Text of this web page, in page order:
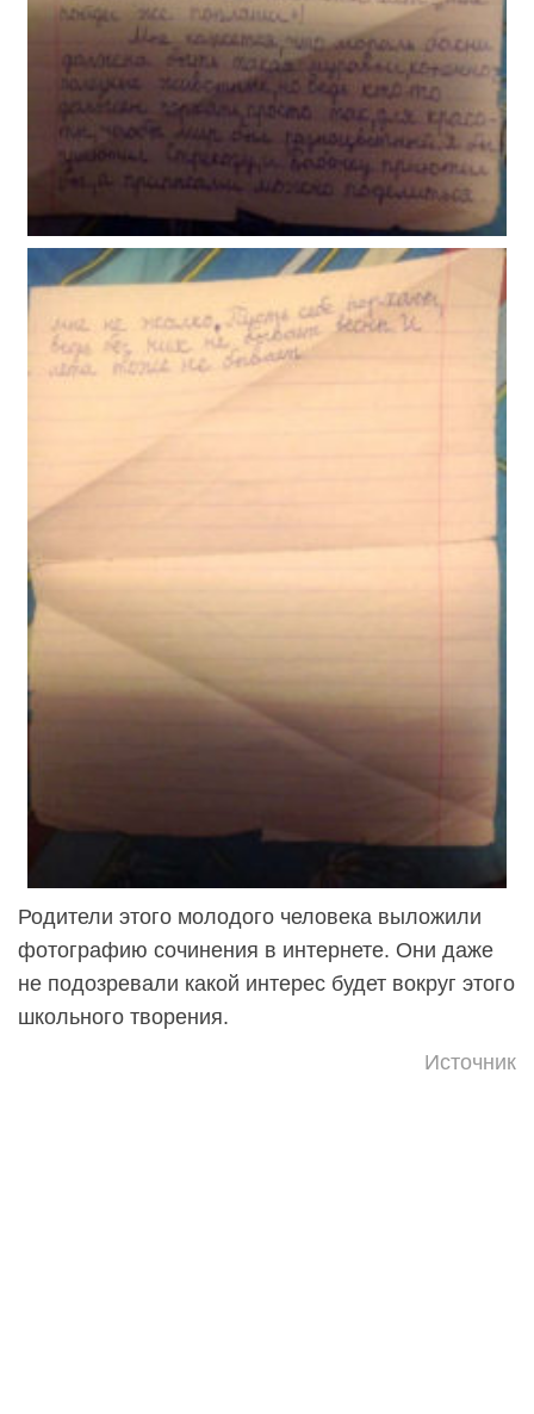
Родители этого молодого человека выложили
фотографию сочинения в интернете. Они даже
не подозревали какой интерес будет вокруг этого
школьного творения.
Источник